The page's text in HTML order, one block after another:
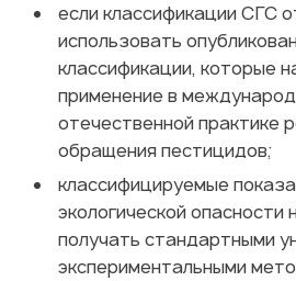
если классификации СГС
использовать
классификации, которые
применение в
отечественной практике
обращения пестицидов;
классифицируемые
экологической опасности
получать стандартными
экспериментальными